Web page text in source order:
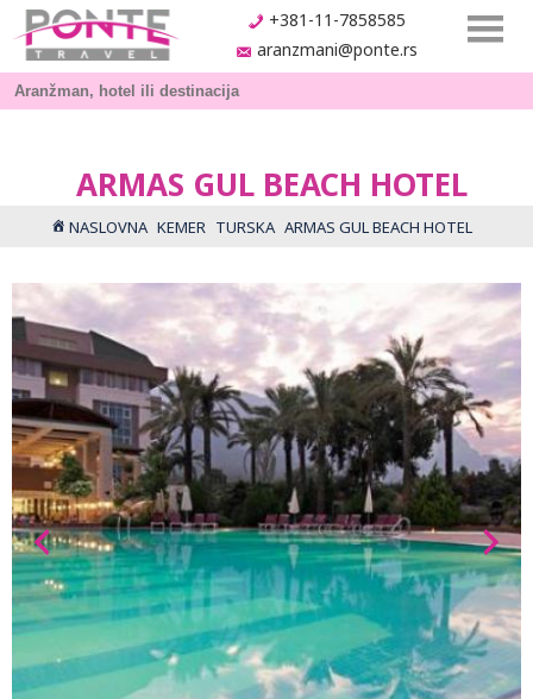
+381-11-7858585
aranzmani@ponte.rs
ARMAS GUL BEACH HOTEL
NASLOVNA KEMER TURSKA ARMAS GUL BEACH HOTEL